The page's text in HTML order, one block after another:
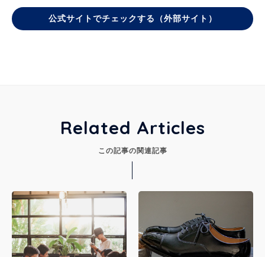
公式サイトでチェックする（外部サイト）
Related Articles
この記事の関連記事